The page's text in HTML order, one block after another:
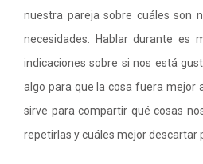
nuestra pareja sobre cuáles son
necesidades. Hablar durante es
indicaciones sobre si nos está
algo para que la cosa fuera mejor
sirve para compartir qué cosas
repetirlas y cuáles mejor descartar